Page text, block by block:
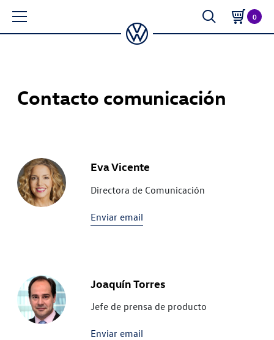
0
Contacto comunicación
Eva Vicente
Directora de Comunicación
Enviar email
Joaquín Torres
Jefe de prensa de producto
Enviar email